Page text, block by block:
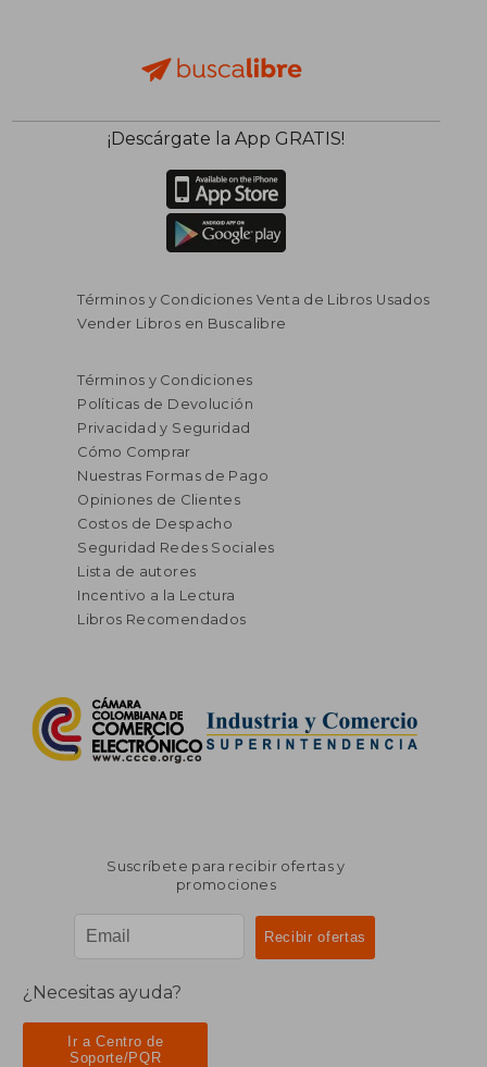
¡Descárgate la App GRATIS!
Términos y Condiciones Venta de Libros Usados
Vender Libros en Buscalibre
Términos y Condiciones
Políticas de Devolución
Privacidad y Seguridad
Cómo Comprar
Nuestras Formas de Pago
Opiniones de Clientes
Costos de Despacho
Seguridad Redes Sociales
Lista de autores
Incentivo a la Lectura
Libros Recomendados
Suscríbete para recibir ofertas y
promociones
¿Necesitas ayuda?
Ir a Centro de
Soporte/PQR